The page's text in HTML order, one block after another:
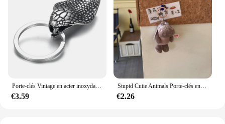
Porte-clés Vintage en acier inoxydable pour hommes, accessoires de fabrication de bijoux, fermoirs à homard, résultats Egale Lion crâne vache loup
€3.59
Stupid Cutie Animals Porte-clés en peluche pour filles, mouton, vache, over, jouets en peluche, pendentif, joli sac, pendentif pour sac à main, cadeau d'anniversaire
€2.26